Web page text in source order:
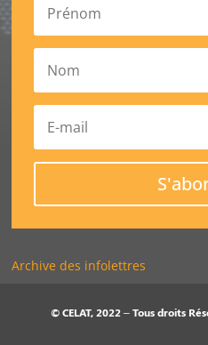
Archive des infolettres
© CELAT, 2022 – Tous droits